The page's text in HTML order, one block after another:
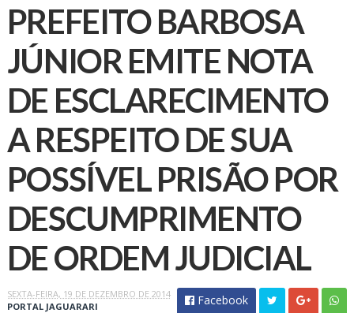
PREFEITO BARBOSA
JÚNIOR EMITE NOTA
DE ESCLARECIMENTO
A RESPEITO DE SUA
POSSÍVEL PRISÃO POR
DESCUMPRIMENTO
DE ORDEM JUDICIAL
SEXTA-FEIRA, 19 DE DEZEMBRO DE 2014
PORTAL JAGUARARI
Facebook